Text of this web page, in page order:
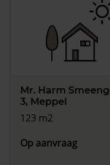
Mr. Harm
3, Meppel
123 m2
Op aanvraag